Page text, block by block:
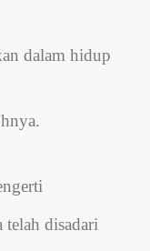
dalam hidup
disadari